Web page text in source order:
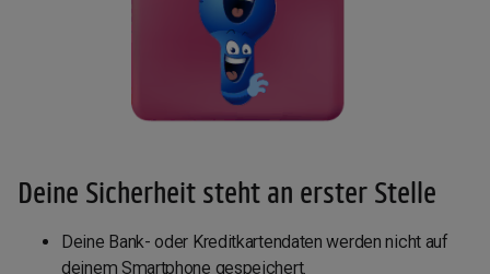
Deine Sicherheit steht an erster Stelle
Deine Bank- oder Kreditkartendaten werden nicht auf
deinem Smartphone gespeichert.